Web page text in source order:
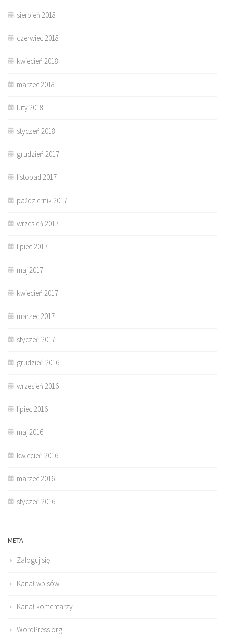
sierpień 2018
czerwiec 2018
kwiecień 2018
marzec 2018
luty 2018
styczeń 2018
grudzień 2017
listopad 2017
październik 2017
wrzesień 2017
lipiec 2017
maj 2017
kwiecień 2017
marzec 2017
styczeń 2017
grudzień 2016
wrzesień 2016
lipiec 2016
maj 2016
kwiecień 2016
marzec 2016
styczeń 2016
META
Zaloguj się
Kanał wpisów
Kanał komentarzy
WordPress.org